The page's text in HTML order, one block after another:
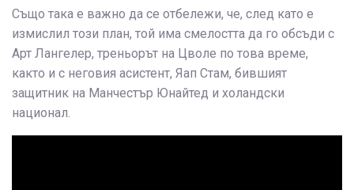
Също така е важно да се отбележи, че, след като е
измислил този план, той има смелостта да го обсъди с
Арт Лангелер, треньорът на Цволе по това време,
както и с неговия асистент, Яап Стам, бившият
защитник на Манчестър Юнайтед и холандски
национал.